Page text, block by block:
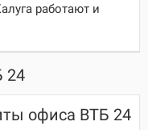
работают и
24
офиса ВТБ 24